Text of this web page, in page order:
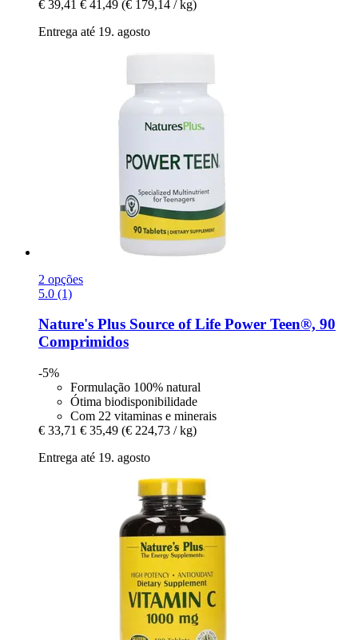
€ 39,41 € 41,49 (€ 179,14 / kg)
Entrega até 19. agosto
2 opções
5.0 (1)
Nature's Plus Source of Life Power Teen®, 90
Comprimidos
-5%
Formulação 100% natural
Ótima biodisponibilidade
Com 22 vitaminas e minerais
€ 33,71 € 35,49 (€ 224,73 / kg)
Entrega até 19. agosto